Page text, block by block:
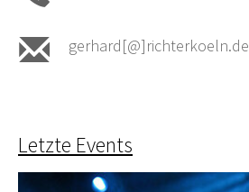
gerhard[@]richterkoeln.de
Letzte Events